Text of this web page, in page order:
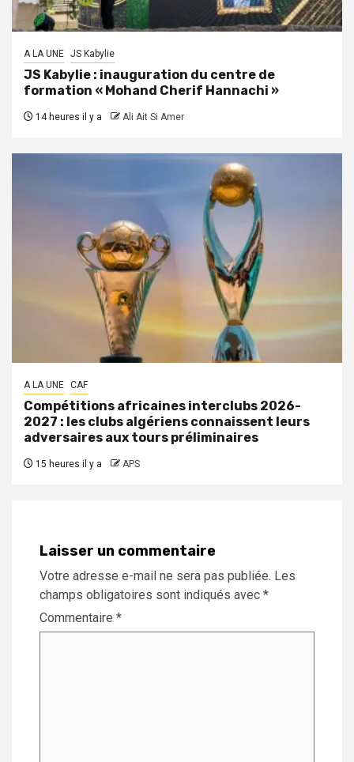
A LA UNE JS Kabylie
JS Kabylie : inauguration du centre de
formation « Mohand Cherif Hannachi »
14 heures il y a Ali Ait Si Amer
A LA UNE CAF
Compétitions africaines interclubs 2026-
2027 : les clubs algériens connaissent leurs
adversaires aux tours préliminaires
15 heures il y a APS
Laisser un commentaire
Votre adresse e-mail ne sera pas publiée. Les
champs obligatoires sont indiqués avec *
Commentaire *